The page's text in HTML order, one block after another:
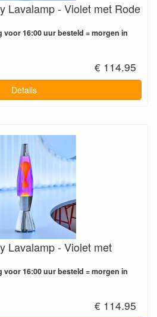
Lavalamp - Violet met Rode
voor 16:00 uur besteld = morgen in
€ 114.95
Details
Lavalamp - Violet met
voor 16:00 uur besteld = morgen in
€ 114.95